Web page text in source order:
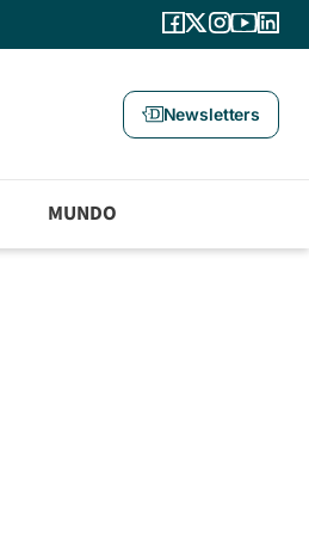
Newsletters
MUNDO